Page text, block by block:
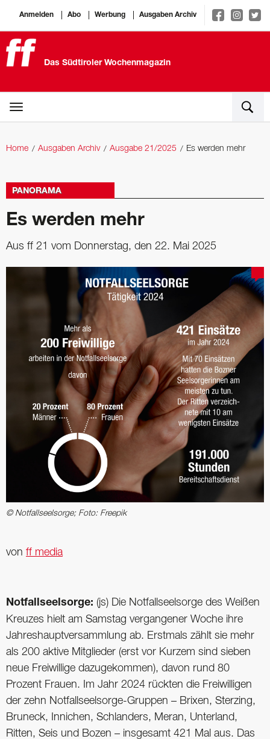
Anmelden Abo Werbung Ausgaben Archiv
Das Südtiroler Wochenmagazin
Home Ausgaben Archiv Ausgabe 21/2025 Es werden mehr
PANORAMA
Es werden mehr
Aus ff 21 vom Donnerstag, den 22. Mai 2025
© Notfallseelsorge; Foto: Freepik
von ff media
Notfallseelsorge: (js) Die Notfallseelsorge des Weißen
Kreuzes hielt am Samstag vergangener Woche ihre
Jahreshauptversammlung ab. Erstmals zählt sie mehr
als 200 aktive Mitglieder (erst vor Kurzem sind sieben
neue Freiwillige dazugekommen), davon rund 80
Prozent Frauen. Im Jahr 2024 rückten die Freiwilligen
der zehn Notfallseelsorge-Gruppen – Brixen, Sterzing,
Bruneck, Innichen, Schlanders, Meran, Unterland,
Ritten, Seis und Bozen – insgesamt 421 Mal aus. Das